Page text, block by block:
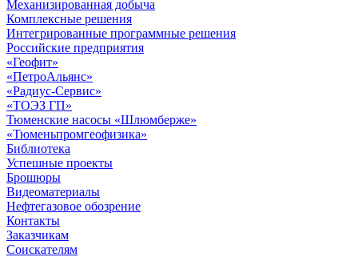
Механизированная добыча
Комплексные решения
Интегрированные программные решения
Российские предприятия
«Геофит»
«ПетроАльянс»
«Радиус-Сервис»
«ТОЭЗ ГП»
Тюменские насосы «Шлюмберже»
«Тюменьпромгеофизика»
Библиотека
Успешные проекты
Брошюры
Видеоматериалы
Нефтегазовое обозрение
Контакты
Заказчикам
Соискателям